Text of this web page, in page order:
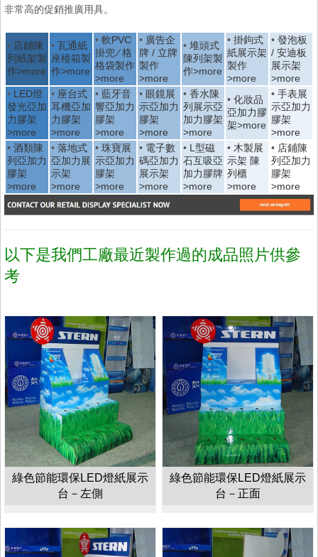
非常高的促銷推廣用具。
• 店鋪陳
列紙架製
作>more
• 瓦通紙
座檯箱製
作>more
• 軟PVC
掛兜 ∕ 格
格袋製作
>more
• 廣告企
牌 / 立牌
製作
>more
• 堆頭式
陳列架製
作>more
• 掛鉤式
紙展示架
製作
>more
• 發泡板
/ 安迪板
展示架
>more
• LED燈
發光亞加
力膠架
>more
• 座台式
耳機亞加
力膠架
>more
• 藍牙音
響亞加力
膠架
>more
• 眼鏡展
示亞加力
膠架
>more
• 香水陳
列展示亞
加力膠架
>more
• 化妝品
亞加力膠
架>more
• 手表展
示亞加力
膠架
>more
• 酒類陳
列亞加力
膠架
>more
• 落地式
亞加力展
示架
>more
• 珠寶展
示亞加力
膠架
>more
• 電子數
碼亞加力
展示架
>more
• L型磁
石互吸亞
加力膠牌
>more
• 木製展
示架 陳
列櫃
>more
• 店鋪陳
列亞加力
膠架
>more
以下是我們工廠最近製作過的成品照片供參
考
綠色節能環保LED燈紙展示
台－左側
綠色節能環保LED燈紙展示
台－正面